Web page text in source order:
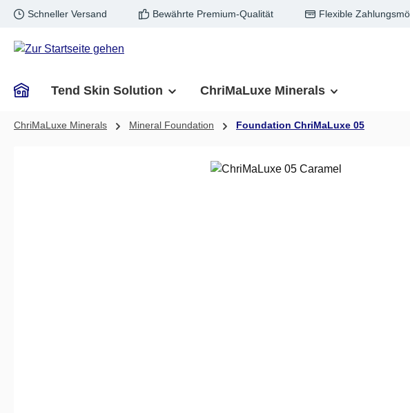
Hauptinhalt springen
Zur Suche springen
Zur Hauptnavigation springen
Schneller Versand Bewährte Premium-Qualität Flexible
Tend Skin Solution ChriMaLuxe Minerals
ChriMaLuxe Minerals Mineral Foundation Foundation ChriMaLuxe 05